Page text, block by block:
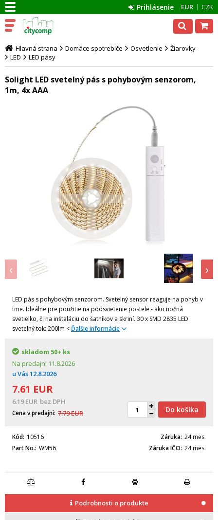
EUR CZK
Prihlásenie
Hlavná strana Domáce spotrebiče Osvetlenie
Žiarovky
LED
LED pásy
Solight LED svetelný pás s pohybovým senzorom,
1m, 4x AAA
‹ ›
LED pás s pohybovým senzorom. Svetelný sensor reaguje na pohyb v
tme. Ideálne pre použitie na podsvietenie postele - ako nočná
svetielko, či na inštaláciu do šatníkov a skriní. 30 x SMD 2835 LED
svetelný tok: 200lm < Ďalšie informácie
skladom 50+ ks
Na predajni 11.8.2026
u Vás12.8.2026
7.61 EUR
6.19EUR bez DPH
Cena v predajni 7.79EUR Do košíka
Kód 10516
Part No. WM56
Záruka 24 mes.
Záruka IČO 24 mes.
Podrobnosti o produkte